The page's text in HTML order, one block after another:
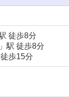
徒歩8分
」駅 徒歩8分
徒歩15分